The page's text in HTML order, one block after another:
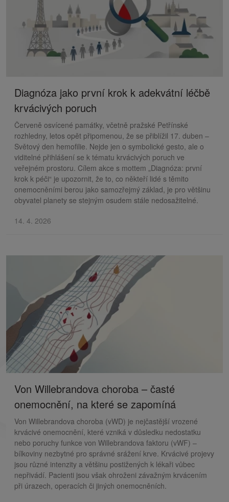
Diagnóza jako první krok k adekvátní léčbě
krvácivých poruch
Červeně osvícené památky, včetně pražské Petřínské
rozhledny, letos opět připomenou, že se přiblížil 17. duben –
Světový den hemofilie. Nejde jen o symbolické gesto, ale o
viditelné přihlášení se k tématu krvácivých poruch ve
veřejném prostoru. Cílem akce s mottem „Diagnóza: první
krok k péči“ je upozornit, že to, co někteří lidé s těmito
onemocněními berou jako samozřejmý základ, je pro většinu
obyvatel planety se stejným osudem stále nedosažitelné.
14. 4. 2026
Von Willebrandova choroba – časté
onemocnění, na které se zapomíná
Von Willebrandova choroba (vWD) je nejčastější vrozené
krvácivé onemocnění, které vzniká v důsledku nedostatku
nebo poruchy funkce von Willebrandova faktoru (vWF) –
bílkoviny nezbytné pro správné srážení krve. Krvácivé projevy
jsou různé intenzity a většinu postižených k lékaři vůbec
nepřivádí. Pacienti jsou však ohroženi závažným krvácením
při úrazech, operacích či jiných onemocněních.